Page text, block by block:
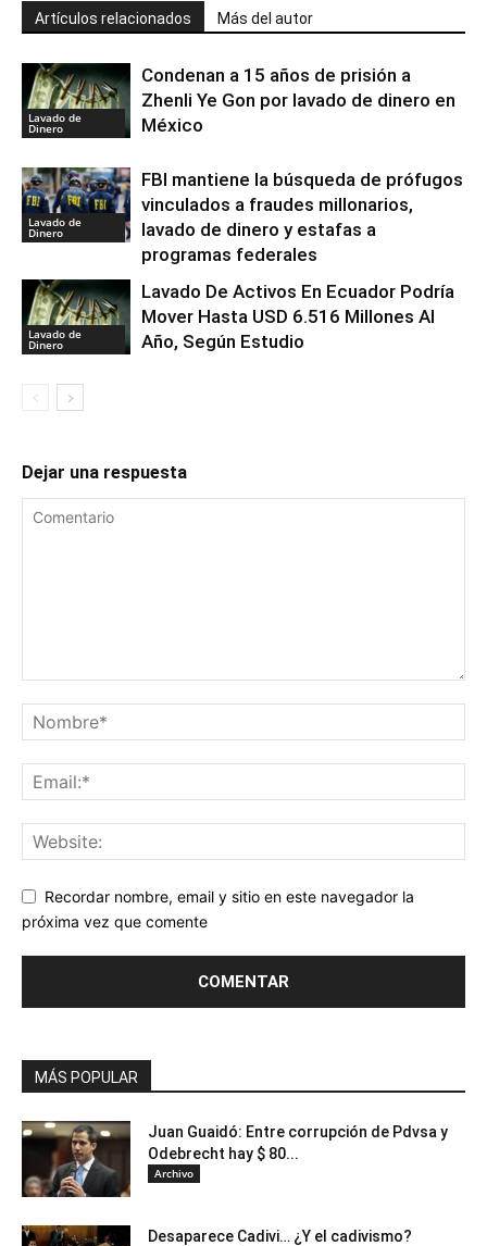
Artículos relacionados Más del autor
Lavado de
Dinero
Condenan a 15 años de prisión a
Zhenli Ye Gon por lavado de dinero en
México
Lavado de
Dinero
FBI mantiene la búsqueda de prófugos
vinculados a fraudes millonarios,
lavado de dinero y estafas a
programas federales
Lavado de
Dinero
Lavado De Activos En Ecuador Podría
Mover Hasta USD 6.516 Millones Al
Año, Según Estudio
Dejar una respuesta
Recordar nombre, email y sitio en este navegador la
próxima vez que comente
MÁS POPULAR
Juan Guaidó: Entre corrupción de Pdvsa y
Odebrecht hay $ 80...
Archivo
Desaparece Cadivi… ¿Y el cadivismo?